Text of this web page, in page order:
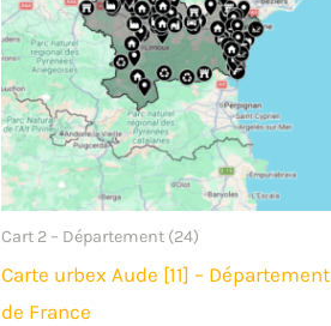
Cart 2 – Département (24)
Carte urbex Aude [11] – Département
de France